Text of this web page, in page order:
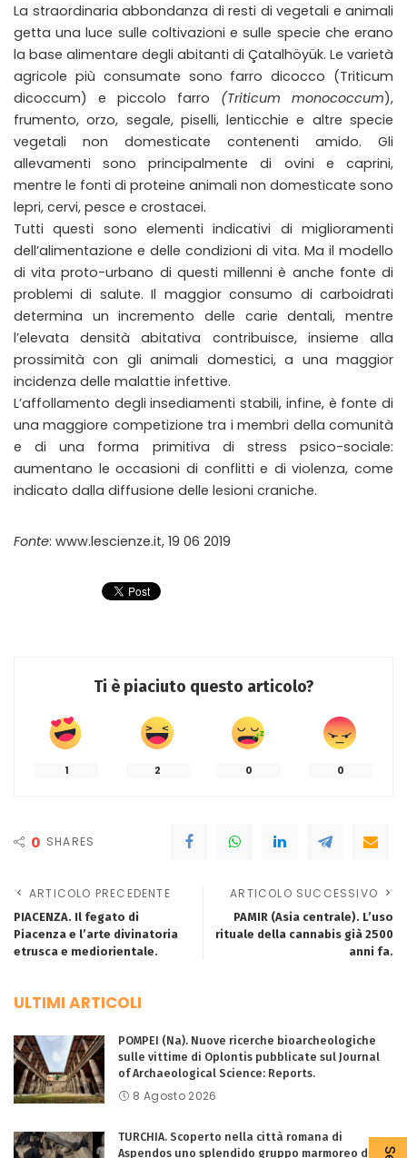
La straordinaria abbondanza di resti di vegetali e animali
getta una luce sulle coltivazioni e sulle specie che erano
la base alimentare degli abitanti di Çatalhöyük. Le varietà
agricole più consumate sono farro dicocco (Triticum
dicoccum) e piccolo farro (Triticum monococcum),
frumento, orzo, segale, piselli, lenticchie e altre specie
vegetali non domesticate contenenti amido. Gli
allevamenti sono principalmente di ovini e caprini,
mentre le fonti di proteine animali non domesticate sono
lepri, cervi, pesce e crostacei.
Tutti questi sono elementi indicativi di miglioramenti
dell’alimentazione e delle condizioni di vita. Ma il modello
di vita proto-urbano di questi millenni è anche fonte di
problemi di salute. Il maggior consumo di carboidrati
determina un incremento delle carie dentali, mentre
l’elevata densità abitativa contribuisce, insieme alla
prossimità con gli animali domestici, a una maggior
incidenza delle malattie infettive.
L’affollamento degli insediamenti stabili, infine, è fonte di
una maggiore competizione tra i membri della comunità
e di una forma primitiva di stress psico-sociale:
aumentano le occasioni di conflitti e di violenza, come
indicato dalla diffusione delle lesioni craniche.
Fonte: www.lescienze.it, 19 06 2019
Ti è piaciuto questo articolo?
1 2 0 0
0 SHARES
ARTICOLO PRECEDENTE
PIACENZA. Il fegato di
Piacenza e l’arte divinatoria
etrusca e mediorientale.
ARTICOLO SUCCESSIVO
PAMIR (Asia centrale). L’uso
rituale della cannabis già 2500
anni fa.
ULTIMI ARTICOLI
POMPEI (Na). Nuove ricerche bioarcheologiche
sulle vittime di Oplontis pubblicate sul Journal
of Archaeological Science: Reports.
8 Agosto 2026
TURCHIA. Scoperto nella città romana di
Aspendos uno splendido gruppo marmoreo di